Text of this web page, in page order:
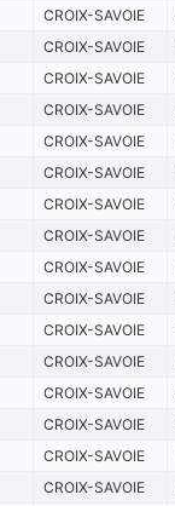
CROIX-SAVOIE
CROIX-SAVOIE
CROIX-SAVOIE
CROIX-SAVOIE
CROIX-SAVOIE
CROIX-SAVOIE
CROIX-SAVOIE
CROIX-SAVOIE
CROIX-SAVOIE
CROIX-SAVOIE
CROIX-SAVOIE
CROIX-SAVOIE
CROIX-SAVOIE
CROIX-SAVOIE
CROIX-SAVOIE
CROIX-SAVOIE